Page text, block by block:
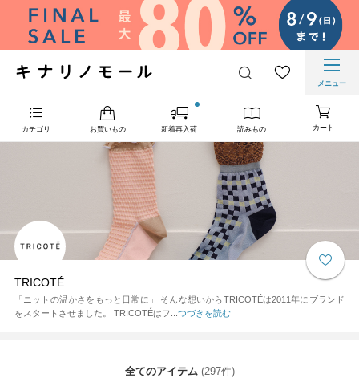
メニュー
カテゴリ お買いもの 新着再入荷 読みもの カート
TRICOTÉ
「ニットの温かさをもっと日常に」 そんな想いからTRICOTÉは2011年にブランド
をスタートさせました。 TRICOTÉはフ... つづきを読む
全てのアイテム (297件)